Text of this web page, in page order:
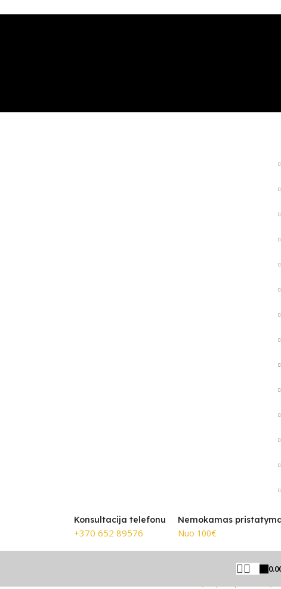
Konsultacija telefonu
+370 652 89576
Nemokamas
Nuo 100€